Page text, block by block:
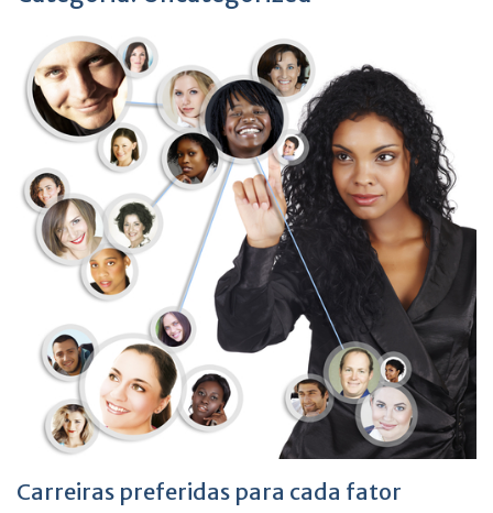
Carreiras preferidas para cada fator